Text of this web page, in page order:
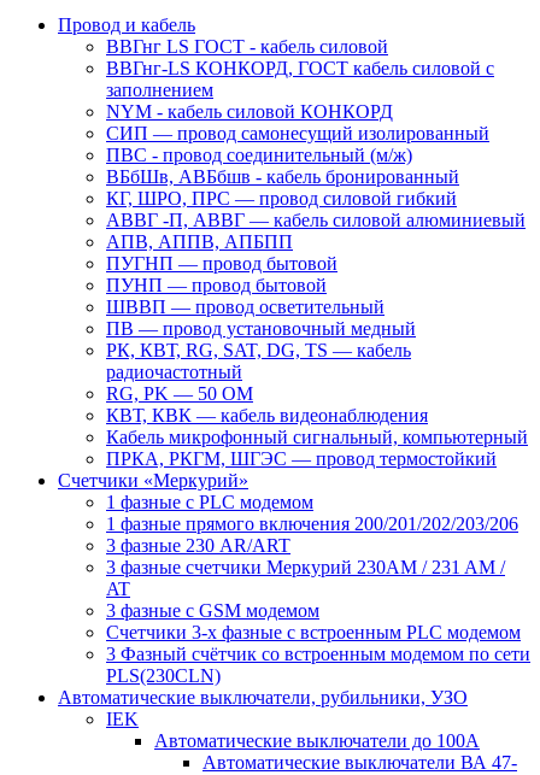
Провод и кабель
ВВГнг LS ГОСТ - кабель силовой
ВВГнг-LS КОНКОРД, ГОСТ кабель силовой с
заполнением
NYM - кабель силовой КОНКОРД
СИП ― провод самонесущий изолированный
ПВС - провод соединительный (м/ж)
ВБбШв, АВБбшв - кабель бронированный
КГ, ШРО, ПРС ― провод силовой гибкий
АВВГ -П, АВВГ ― кабель силовой алюминиевый
АПВ, АППВ, АПБПП
ПУГНП — провод бытовой
ПУНП — провод бытовой
ШВВП — провод осветительный
ПВ ― провод установочный медный
РК, КВТ, RG, SAT, DG, TS ― кабель
радиочастотный
RG, PK ― 50 ОМ
КВТ, КВК ― кабель видеонаблюдения
Кабель микрофонный сигнальный, компьютерный
ПРКА, РКГМ, ШГЭС ― провод термостойкий
Счетчики «Меркурий»
1 фазные с PLC модемом
1 фазные прямого включения 200/201/202/203/206
3 фазные 230 AR/ART
3 фазные счетчики Меркурий 230AM / 231 AM /
AT
3 фазные с GSM модемом
Счетчики 3-х фазные с встроенным PLC модемом
3 Фазный счётчик со встроенным модемом по сети
PLS(230CLN)
Автоматические выключатели, рубильники, УЗО
IEK
Автоматические выключатели до 100A
Автоматические выключатели ВА 47-